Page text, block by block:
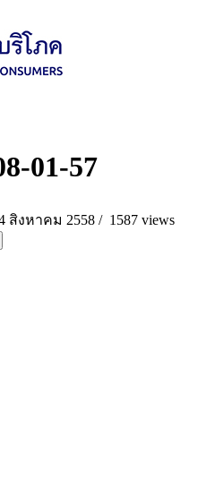
01-57
สิงหาคม 2558 / 1587 views